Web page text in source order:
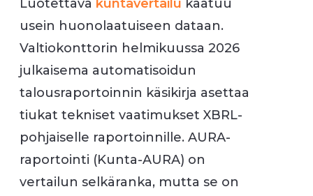
Luotettava kuntavertailu kaatuu
usein huonolaatuiseen dataan.
Valtiokonttorin helmikuussa 2026
julkaisema automatisoidun
talousraportoinnin käsikirja asettaa
tiukat tekniset vaatimukset XBRL-
pohjaiselle raportoinnille. AURA-
raportointi (Kunta-AURA) on
vertailun selkäranka, mutta se on